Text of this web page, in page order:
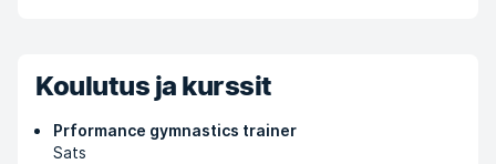
Koulutus ja kurssit
Prformance gymnastics trainer
Sats